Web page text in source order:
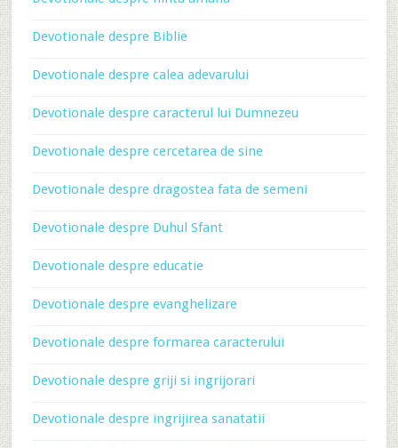
Devotionale despre Biblie
Devotionale despre calea adevarului
Devotionale despre caracterul lui Dumnezeu
Devotionale despre cercetarea de sine
Devotionale despre dragostea fata de semeni
Devotionale despre Duhul Sfant
Devotionale despre educatie
Devotionale despre evanghelizare
Devotionale despre formarea caracterului
Devotionale despre griji si ingrijorari
Devotionale despre ingrijirea sanatatii